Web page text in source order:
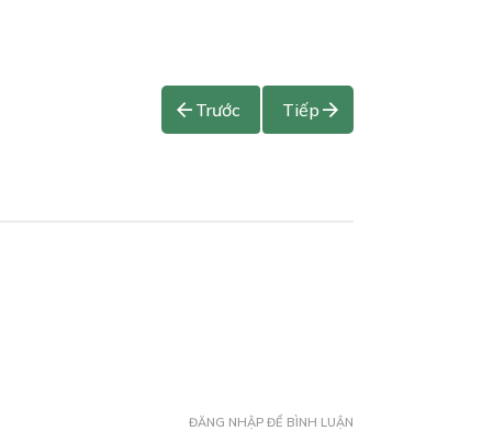
Trước Tiếp
ĐĂNG NHẬP ĐỂ BÌNH LUẬN